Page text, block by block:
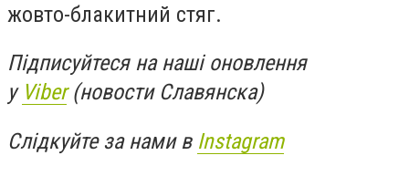
жовто-блакитний стяг.
Підписуйтеся на наші оновлення
у Viber(новости Славянска)
Слідкуйте за нами в Instagram